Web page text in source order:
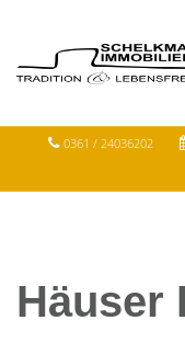
0361 / 24036202
Häuser